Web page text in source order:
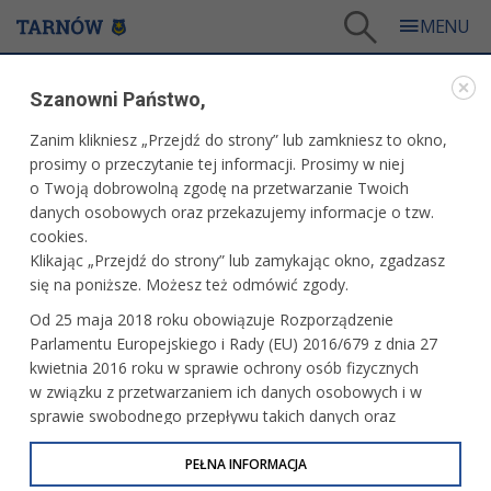
Tarnowski Dzień Sportu
WARTO ZOBACZYĆ
TARNOWSKI DZIEŃ SPORTU
18.09.2025, 15:59 fot. Tomasz Schenk
Szanowni Państwo,
Zanim klikniesz „Przejdź do strony” lub zamkniesz to okno,
prosimy o przeczytanie tej informacji. Prosimy w niej
o Twoją dobrowolną zgodę na przetwarzanie Twoich
danych osobowych oraz przekazujemy informacje o tzw.
cookies.
Klikając „Przejdź do strony” lub zamykając okno, zgadzasz
się na poniższe. Możesz też odmówić zgody.
Od 25 maja 2018 roku obowiązuje Rozporządzenie
Parlamentu Europejskiego i Rady (EU) 2016/679 z dnia 27
kwietnia 2016 roku w sprawie ochrony osób fizycznych
w związku z przetwarzaniem ich danych osobowych i w
sprawie swobodnego przepływu takich danych oraz
uchylenia dyrektywy 95/46/WE (określane jako RODO, GDPR
lub Ogólne Rozporządzenie o Ochronie Danych
PEŁNA INFORMACJA